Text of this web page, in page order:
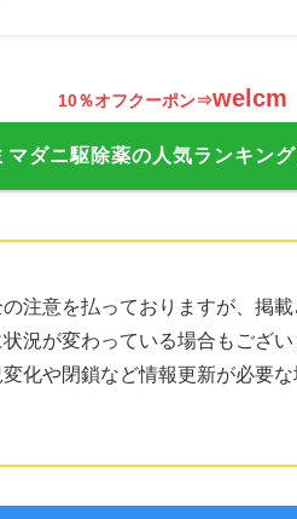
10％オフクーポン⇒welcm
マダニ駆除薬の人気ランキン
注意を払っておりますが、掲
況が変わっている場合もござ
化や閉鎖など情報更新が必要